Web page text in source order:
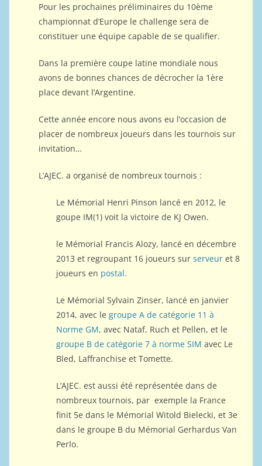
Pour les prochaines préliminaires du 10ème
championnat d’Europe le challenge sera de
constituer une équipe capable de se qualifier.
Dans la première coupe latine mondiale nous
avons de bonnes chances de décrocher la 1ère
place devant l’Argentine.
Cette année encore nous avons eu l’occasion de
placer de nombreux joueurs dans les tournois sur
invitation…
L’AJEC. a organisé de nombreux tournois :
Le Mémorial Henri Pinson lancé en 2012, le
goupe IM(1) voit la victoire de KJ Owen.
le Mémorial Francis Alozy, lancé en décembre
2013 et regroupant 16 joueurs surserveuret 8
joueurs en postal.
Le Mémorial Sylvain Zinser, lancé en janvier
2014, avec legroupe A de catégorie 11 à
Norme GM, avec Nataf, Ruch et Pellen, et le
groupe B de catégorie 7 à norme SIMavec Le
Bled, Laffranchise et Tomette.
L’AJEC. est aussi été représentée dans de
nombreux tournois, par exemple la France
finit 5e dans le Mémorial Witold Bielecki, et 3e
dans le groupe B du Mémorial Gerhardus Van
Perlo.